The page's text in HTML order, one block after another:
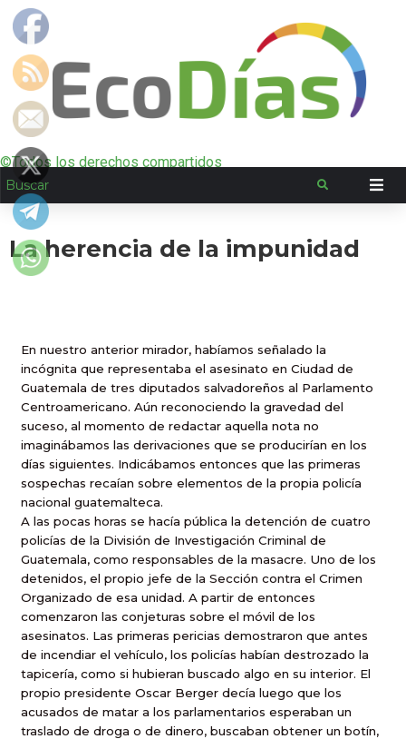
©Todos los derechos compartidos
La herencia de la impunidad
En nuestro anterior mirador, habíamos señalado la
incógnita que representaba el asesinato en Ciudad de
Guatemala de tres diputados salvadoreños al Parlamento
Centroamericano. Aún reconociendo la gravedad del
suceso, al momento de redactar aquella nota no
imaginábamos las derivaciones que se producirían en los
días siguientes. Indicábamos entonces que las primeras
sospechas recaían sobre elementos de la propia policía
nacional guatemalteca.
A las pocas horas se hacía pública la detención de cuatro
policías de la División de Investigación Criminal de
Guatemala, como responsables de la masacre. Uno de los
detenidos, el propio jefe de la Sección contra el Crimen
Organizado de esa unidad. A partir de entonces
comenzaron las conjeturas sobre el móvil de los
asesinatos. Las primeras pericias demostraron que antes
de incendiar el vehículo, los policías habían destrozado la
tapicería, como si hubieran buscado algo en su interior. El
propio presidente Oscar Berger decía luego que los
acusados de matar a los parlamentarios esperaban un
traslado de droga o de dinero, buscaban obtener un botín,